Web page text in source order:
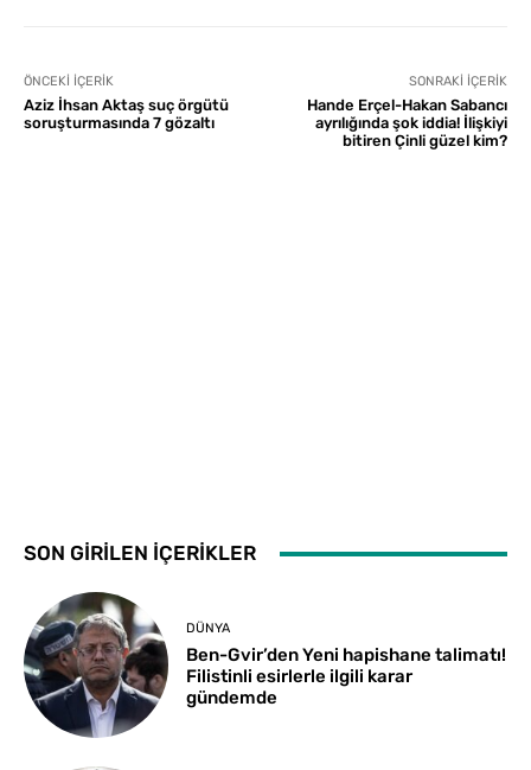
ÖNCEKI İÇERIK
Aziz İhsan Aktaş suç örgütü
soruşturmasında 7 gözaltı
SONRAKI İÇERIK
Hande Erçel-Hakan Sabancı
ayrılığında şok iddia! İlişkiyi
bitiren Çinli güzel kim?
SON GİRİLEN İÇERİKLER
DÜNYA
Ben-Gvir’den Yeni hapishane talimatı!
Filistinli esirlerle ilgili karar
gündemde